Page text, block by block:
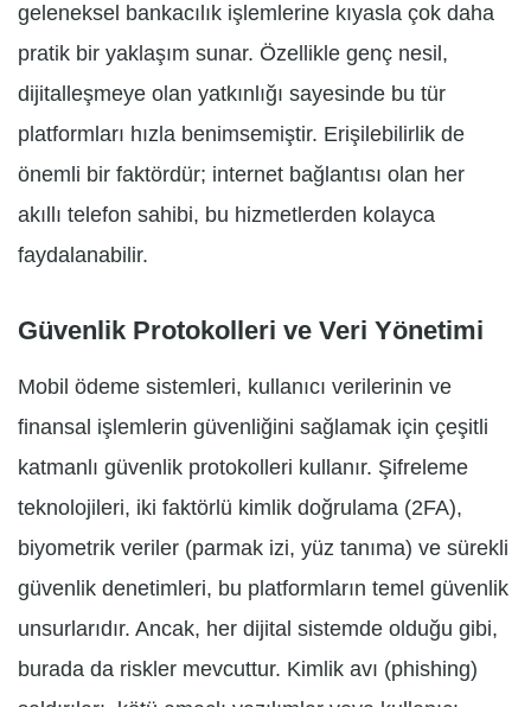
geleneksel bankacılık işlemlerine kıyasla çok daha
pratik bir yaklaşım sunar. Özellikle genç nesil,
dijitalleşmeye olan yatkınlığı sayesinde bu tür
platformları hızla benimsemiştir. Erişilebilirlik de
önemli bir faktördür; internet bağlantısı olan her
akıllı telefon sahibi, bu hizmetlerden kolayca
faydalanabilir.
Güvenlik Protokolleri ve Veri Yönetimi
Mobil ödeme sistemleri, kullanıcı verilerinin ve
finansal işlemlerin güvenliğini sağlamak için çeşitli
katmanlı güvenlik protokolleri kullanır. Şifreleme
teknolojileri, iki faktörlü kimlik doğrulama (2FA),
biyometrik veriler (parmak izi, yüz tanıma) ve sürekli
güvenlik denetimleri, bu platformların temel güvenlik
unsurlarıdır. Ancak, her dijital sistemde olduğu gibi,
burada da riskler mevcuttur. Kimlik avı (phishing)